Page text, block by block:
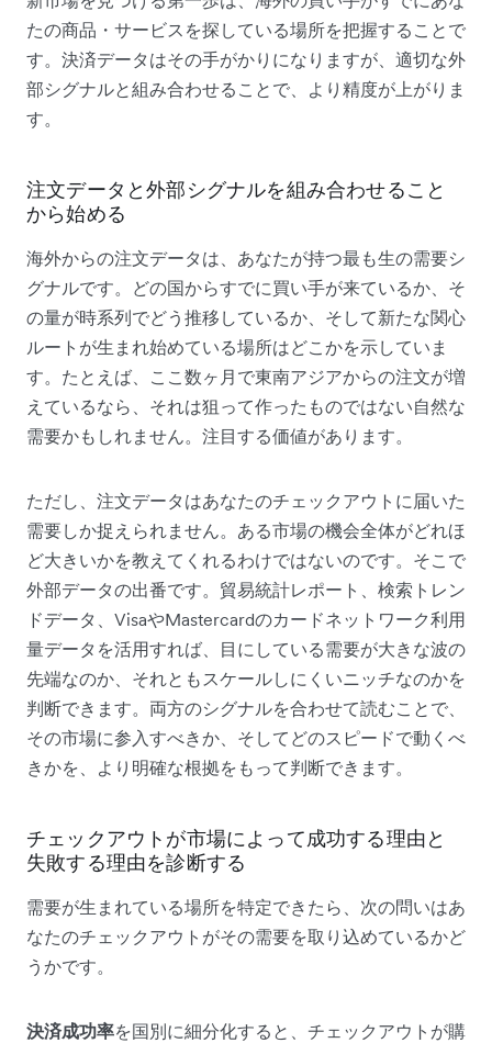
たの商品・サービスを探している場所を把握することで
す。決済データはその手がかりになりますが、適切な外
部シグナルと組み合わせることで、より精度が上がりま
す。
注文データと外部シグナルを組み合わせること
から始める
海外からの注文データは、あなたが持つ最も生の需要シ
グナルです。どの国からすでに買い手が来ているか、そ
の量が時系列でどう推移しているか、そして新たな関心
ルートが生まれ始めている場所はどこかを示していま
す。たとえば、ここ数ヶ月で東南アジアからの注文が増
えているなら、それは狙って作ったものではない自然な
需要かもしれません。注目する価値があります。
ただし、注文データはあなたのチェックアウトに届いた
需要しか捉えられません。ある市場の機会全体がどれほ
ど大きいかを教えてくれるわけではないのです。そこで
外部データの出番です。貿易統計レポート、検索トレン
ドデータ、VisaやMastercardのカードネットワーク利用
量データを活用すれば、目にしている需要が大きな波の
先端なのか、それともスケールしにくいニッチなのかを
判断できます。両方のシグナルを合わせて読むことで、
その市場に参入すべきか、そしてどのスピードで動くべ
きかを、より明確な根拠をもって判断できます。
チェックアウトが市場によって成功する理由と
失敗する理由を診断する
需要が生まれている場所を特定できたら、次の問いはあ
なたのチェックアウトがその需要を取り込めているかど
うかです。
決済成功率を国別に細分化すると、チェックアウトが購